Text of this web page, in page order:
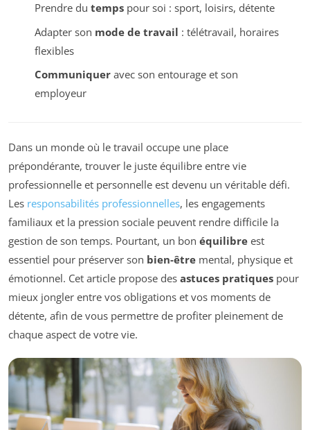
Prendre du tempspour soi : sport, loisirs, détente
Adapter son mode de travail : télétravail, horaires
flexibles
Communiqueravec son entourage et son
employeur
Dans un monde où le travail occupe une place
prépondérante, trouver le juste équilibre entre vie
professionnelle et personnelle est devenu un véritable défi.
Les responsabilités professionnelles, les engagements
familiaux et la pression sociale peuvent rendre difficile la
gestion de son temps. Pourtant, un bon équilibre est
essentiel pour préserver son bien-être mental, physique et
émotionnel. Cet article propose des astuces pratiques pour
mieux jongler entre vos obligations et vos moments de
détente, afin de vous permettre de profiter pleinement de
chaque aspect de votre vie.